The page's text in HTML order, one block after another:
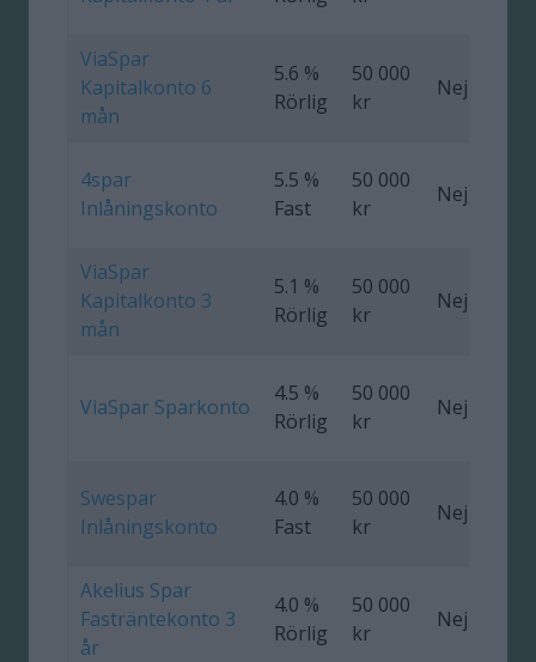
ViaSpar
Kapitalkonto 6
mån
5.6 %
Rörlig
50 000
kr
Nej
4spar
Inlåningskonto
5.5 %
Fast
50 000
kr
Nej
ViaSpar
Kapitalkonto 3
mån
5.1 %
Rörlig
50 000
kr
Nej
ViaSpar Sparkonto
4.5 %
Rörlig
50 000
kr
Nej
Swespar
Inlåningskonto
4.0 %
Fast
50 000
kr
Nej
Akelius Spar
Fasträntekonto 3
år
4.0 %
Rörlig
50 000
kr
Nej